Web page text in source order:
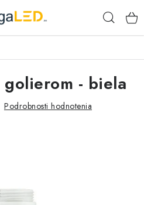
- biela
Podrobnosti hodnotenia